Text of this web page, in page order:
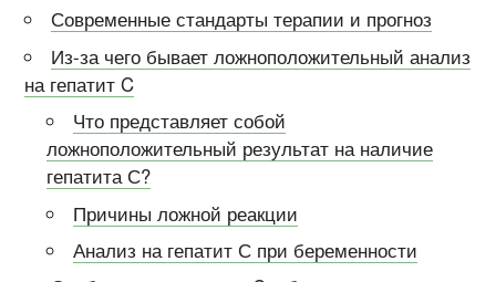
Современные стандарты терапии и прогноз
Из-за чего бывает ложноположительный анализ
на гепатит C
Что представляет собой
ложноположительный результат на наличие
гепатита С?
Причины ложной реакции
Анализ на гепатит С при беременности